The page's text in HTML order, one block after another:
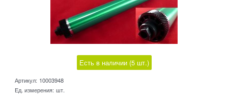
Есть в наличии (5 шт.)
Артикул: 10003948
Ед. измерения: шт.